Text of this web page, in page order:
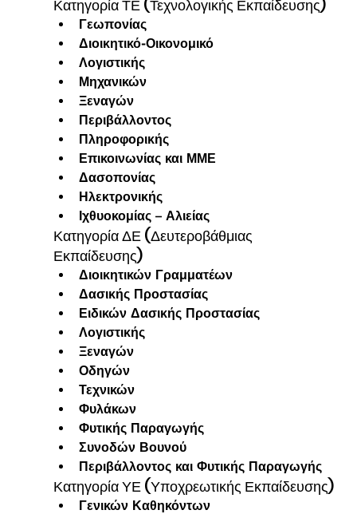
Κατηγορία ΤΕ (Τεχνολογικής Εκπαίδευσης)
Γεωπονίας
Διοικητικό-Οικονομικό
Λογιστικής
Μηχανικών
Ξεναγών
Περιβάλλοντος
Πληροφορικής
Επικοινωνίας και ΜΜΕ
Δασοπονίας
Ηλεκτρονικής
Ιχθυοκομίας – Αλιείας
Κατηγορία ΔΕ (Δευτεροβάθμιας
Εκπαίδευσης)
Διοικητικών Γραμματέων
Δασικής Προστασίας
Ειδικών Δασικής Προστασίας
Λογιστικής
Ξεναγών
Οδηγών
Τεχνικών
Φυλάκων
Φυτικής Παραγωγής
Συνοδών Βουνού
Περιβάλλοντος και Φυτικής Παραγωγής
Κατηγορία ΥΕ (Υποχρεωτικής Εκπαίδευσης)
Γενικών Καθηκόντων